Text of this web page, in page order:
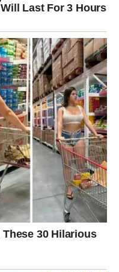
i olakšanja.
razgovore,
promijeniti pogled na
znak